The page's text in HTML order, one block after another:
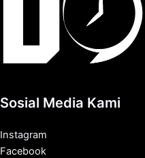
Sosial Media Kami
Instagram
Facebook